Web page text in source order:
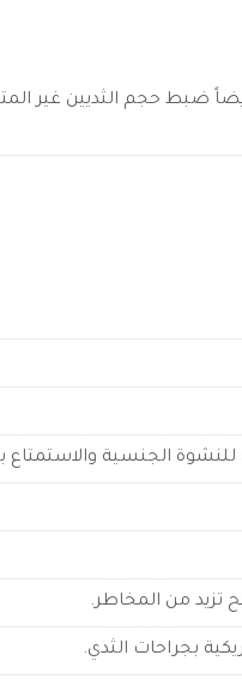
ضبط حجم الثديين غير
الجنسية والاستمتاع
تزيد من المخاطر.
بجراحات الثدي.